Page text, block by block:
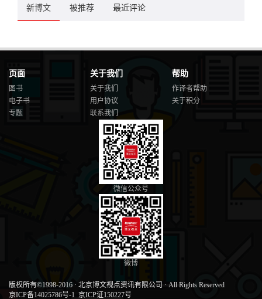
新博文 被推荐 最近评论
页面
图书
电子书
专题
关于我们
关于我们
用户协议
联系我们
帮助
作译者帮助
关于积分
微信公众号
微博
版权所有©1998-2016 · 北京博文视点资讯有限公司 · All Rights Reserved
京ICP备14025786号-1 京ICP证150227号